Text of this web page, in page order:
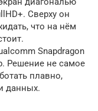
Сверху он
что на нём
Snapdragon
Решение не самое
плавно,
данных.